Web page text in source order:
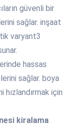
güvenli bir
sağlar. inşaat
varyant3
hassas
sağlar. boya
için
kiralama